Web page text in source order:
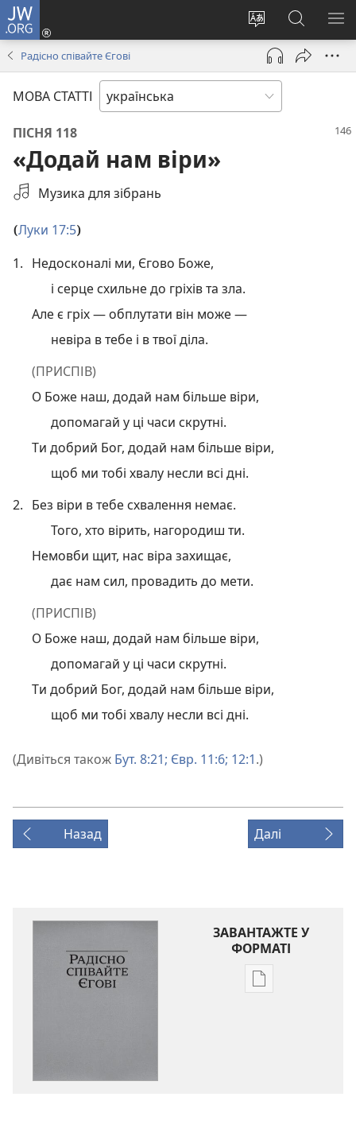
JW.ORG
Змінити
мову
сайту
Увійти
(відкривається
новому
вікні)
Пошук
на
сайті
Радісно співайте Єгові
МОВА СТАТТІ
ПІСНЯ 118
«Додай нам віри»
ВиберітьМузика для зібрань
(Луки 17:5)
1. Недосконалі ми, Єгово Боже,
і серце схильне до гріхів та зла.
Але є гріх — обплутати він може —
невіра в тебе і в твої діла.
(ПРИСПІВ)
О Боже наш, додай нам більше віри,
допомагай у ці часи скрутні.
Ти добрий Бог, додай нам більше віри,
щоб ми тобі хвалу несли всі дні.
2. Без віри в тебе схвалення немає.
Того, хто вірить, нагородиш ти.
Немовби щит, нас віра захищає,
дає нам сил, провадить до мети.
(ПРИСПІВ)
О Боже наш, додай нам більше віри,
допомагай у ці часи скрутні.
Ти добрий Бог, додай нам більше віри,
щоб ми тобі хвалу несли всі дні.
(Дивіться також Бут. 8:21; Євр. 11:6; 12:1.)
Назад Далі
ЗАВАНТАЖТЕ У
ФОРМАТІ
Параметри